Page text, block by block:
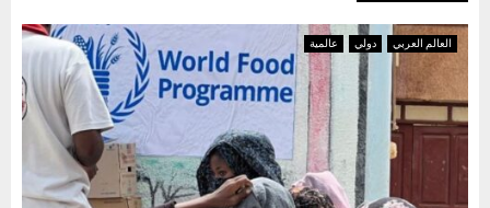
العالم العربي دولي عالمية